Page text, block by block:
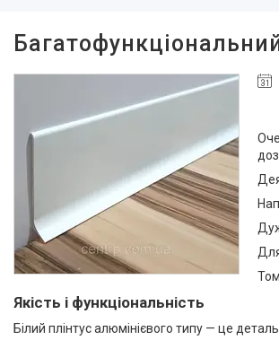
Алюмінієвий Карниз
Прихованого Монтажу
Алюмінієвий плінтус BEST
DEAL (власне виробництво)
Плінтуси з нержавіючої сталі
Профіль з LED підсвічуванням
(для стін, підлоги, плитки,
керамограніта і т. д)
Оздоблювальний профіль для
ДСП, ЛДСП, скла, дзеркал,
декоративних стінових
панелей, гіпсопанелей
Профіль для плитки
Капельник Терасний /
Відведення води.
Якість і функціональність
Білий плінтус алюмінієвого типу — це